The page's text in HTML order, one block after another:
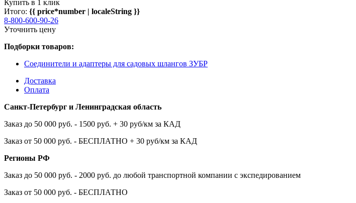
Купить в 1 клик
Итого: {{ price*number | localeString }}
8-800-600-90-26
Уточнить цену
Подборки товаров:
Соединители и адаптеры для садовых шлангов ЗУБР
Доставка
Оплата
Санкт-Петербург и Ленинградская область
Заказ до 50 000 руб. - 1500 руб. + 30 руб/км за КАД
Заказ от 50 000 руб. - БЕСПЛАТНО + 30 руб/км за КАД
Регионы РФ
Заказ до 50 000 руб. - 2000 руб. до любой транспортной компании с экспедированием
Заказ от 50 000 руб. - БЕСПЛАТНО